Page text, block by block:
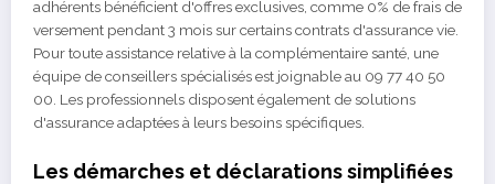
adhérents bénéficient d'offres exclusives, comme 0% de frais de
versement pendant 3 mois sur certains contrats d'assurance vie.
Pour toute assistance relative à la complémentaire santé, une
équipe de conseillers spécialisés est joignable au 09 77 40 50
00. Les professionnels disposent également de solutions
d'assurance adaptées à leurs besoins spécifiques.
Les démarches et déclarations simplifiées